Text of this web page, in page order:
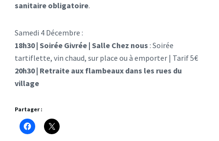
sanitaire obligatoire.
Samedi 4 Décembre :
18h30 | Soirée Givrée | Salle Chez nous : Soirée
tartiflette, vin chaud, sur place ou à emporter | Tarif 5€
20h30 | Retraite aux flambeaux dans les rues du
village
Partager :